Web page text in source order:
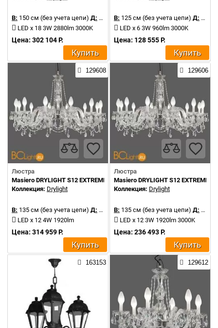
В: 150 см (без учета цепи) Д:
LED x 18 3W 2880lm 3000K
Цена: 302 104 Р.
Купить
В: 125 см (без учета цепи) Д:
LED x 6 3W 960lm 3000K
Цена: 128 555 Р.
Купить
129608
Люстра
Masiero DRYLIGHT S12 EXTREME RGBW
Коллекция: Drylight
В: 135 см (без учета цепи) Д:
LED x 12 4W 1920lm
Цена: 314 959 Р.
Купить
129606
Люстра
Masiero DRYLIGHT S12 EXTREME
Коллекция: Drylight
В: 135 см (без учета цепи) Д:
LED x 12 3W 1920lm 3000K
Цена: 236 493 Р.
Купить
163153 129612